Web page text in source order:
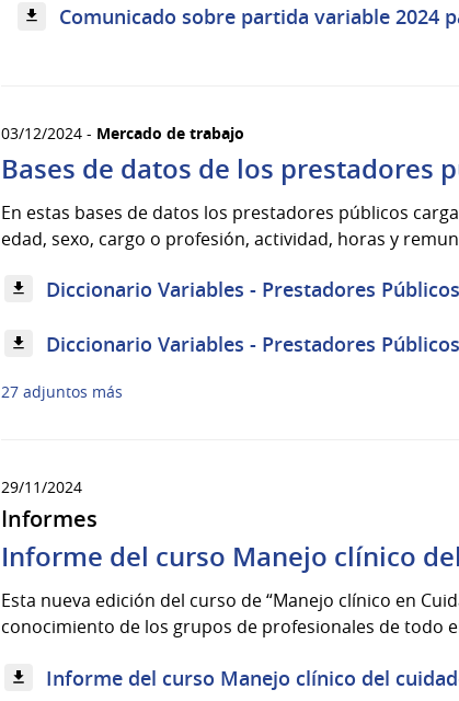
Comunicado sobre partida variable 2024
03/12/2024 - Mercado de trabajo
Bases de datos de los prestadores
En estas bases de datos los prestadores públicos
edad, sexo, cargo o profesión, actividad, horas y
Diccionario Variables - Prestadores
Diccionario Variables - Prestadores
27 adjuntos más
29/11/2024
Informes
Informe del curso Manejo clínico
Esta nueva edición del curso de “Manejo clínico en
conocimiento de los grupos de profesionales de todo
Informe del curso Manejo clínico del